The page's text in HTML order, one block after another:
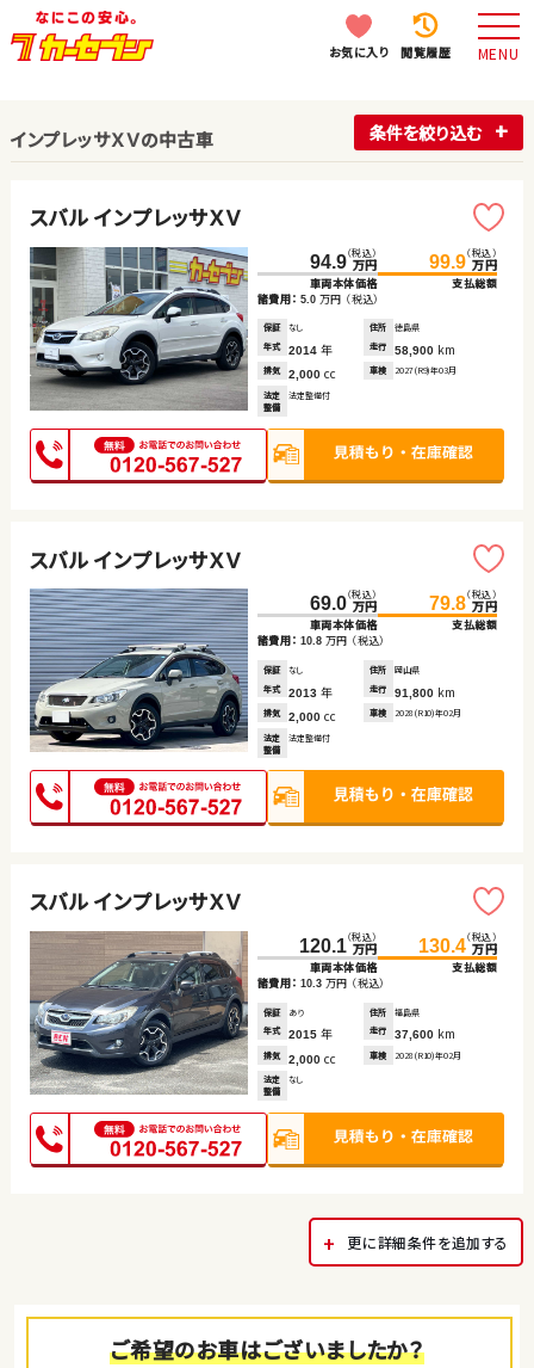
お気に入り 閲覧履歴 MENU
インプレッサＸＶの中古車 条件を絞り込む
スバル インプレッサＸＶ
94.9（税込）
万円
車両本体価格
99.9（税込）
万円
支払総額
諸費用： 5.0 万円 （税込）
保証 なし 住所
徳島県
年式
2014 年 走行 58,900 km
排気 2,000 cc 車検 2027(R9)年03月
法定
整備
法定整備付
スバル インプレッサＸＶ
69.0（税込）
万円
車両本体価格
79.8（税込）
万円
支払総額
諸費用： 10.8 万円 （税込）
保証 なし 住所
岡山県
年式
2013 年 走行 91,800 km
排気 2,000 cc 車検 2028(R10)年02月
法定
整備
法定整備付
スバル インプレッサＸＶ
120.1（税込）
万円
車両本体価格
130.4（税込）
万円
支払総額
諸費用： 10.3 万円 （税込）
保証 あり 住所
福島県
年式
2015 年 走行 37,600 km
排気 2,000 cc 車検 2028(R10)年02月
法定
整備
なし
更に詳細条件を追加する
ご希望のお車はございましたか？